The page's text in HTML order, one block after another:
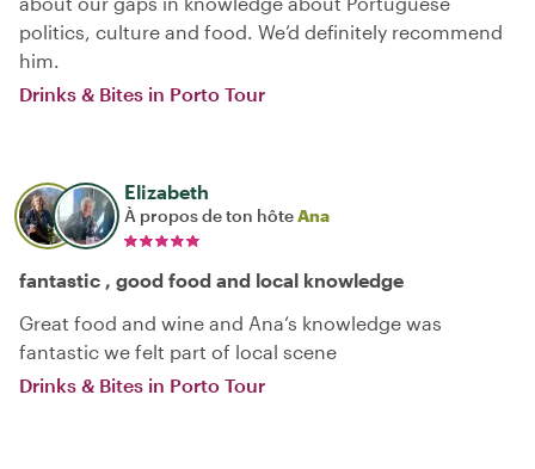
politics, culture and food. We’d definitely recommend
him.
Drinks & Bites in Porto Tour
Elizabeth
À propos de ton hôteAna
fantastic , good food and local knowledge
Great food and wine and Ana‘s knowledge was
fantastic we felt part of local scene
Drinks & Bites in Porto Tour